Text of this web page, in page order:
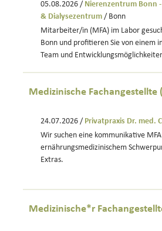
05.08.2026 / Nierenzentrum Bonn
& Dialysezentrum / Bonn
Mitarbeiter/in (MFA) im Labor
Bonn und profitieren Sie von einem
Team und
Medizinische
24.07.2026 / Privatpraxis Dr. med.
Wir suchen eine kommunikative
ernährungsmedizinischem
Extras.
Medizinische*r